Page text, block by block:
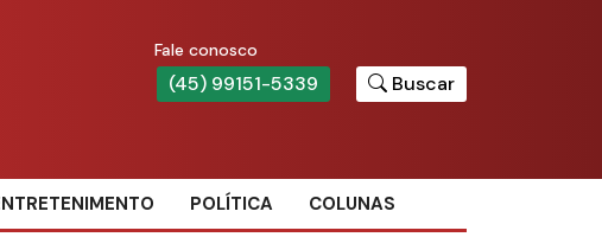
Fale conosco
(45) 99151-5339 Buscar
POLÍTICA COLUNAS